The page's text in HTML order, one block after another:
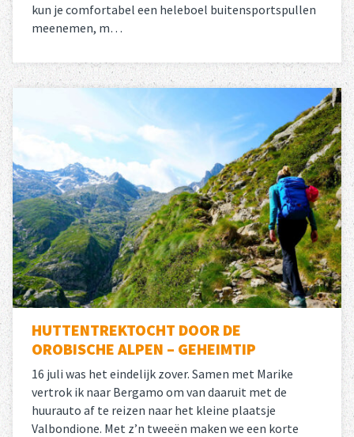
kun je comfortabel een heleboel buitensportspullen
meenemen, m…
over
HUTTENTREKTOCHT DOOR DE
OROBISCHE ALPEN – GEHEIMTIP
16 juli was het eindelijk zover. Samen met Marike
vertrok ik naar Bergamo om van daaruit met de
huurauto af te reizen naar het kleine plaatsje
Valbondione. Met z’n tweeën maken we een korte